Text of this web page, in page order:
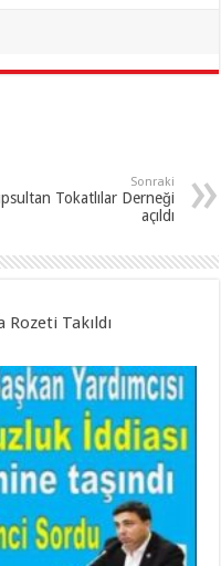
Sonraki
Tokatlılar Derneği
açıldı
Takıldı